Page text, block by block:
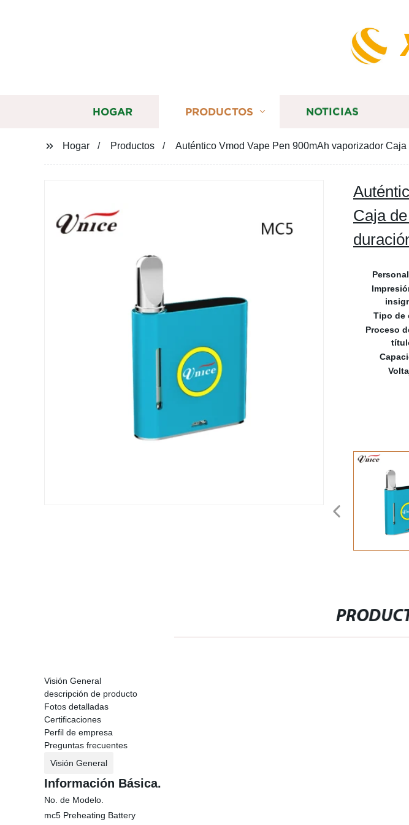
HOGAR PRODUCTOS NOTICIAS
Hogar Productos Auténtico Vmod Vape Pen 900mAh vaporizador
Caja
Tipo de
Proceso
Visión General
descripción de producto
Fotos detalladas
Certificaciones
Perfil de empresa
Preguntas frecuentes
Visión General
Información Básica.
No. de Modelo.
mc5 Preheating Battery